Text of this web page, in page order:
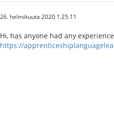
26. helmikuuta 2020 1.25.11
Hi, has anyone had any
https://